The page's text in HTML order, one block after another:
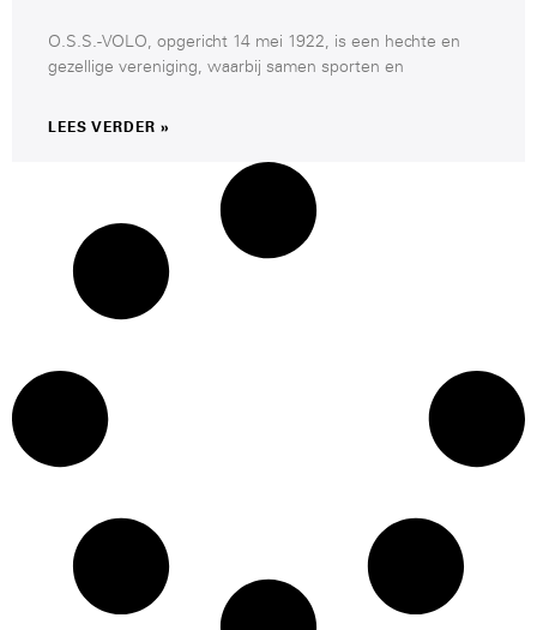
O.S.S.-VOLO, opgericht 14 mei 1922, is een hechte en
gezellige vereniging, waarbij samen sporten en
LEES VERDER »